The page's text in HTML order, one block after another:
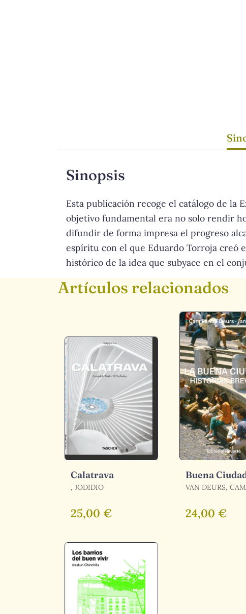
Sinopsis
Esta publicación recoge el catálogo de la
objetivo fundamental era no solo rendir
difundir de forma impresa el progreso
espíritu con el que Eduardo Torroja creó
histórico de la idea que subyace en el
Artículos relacionados
Calatrava
, JODIDIO
25,00 €
Buena
VAN DEURS,
24,00 €